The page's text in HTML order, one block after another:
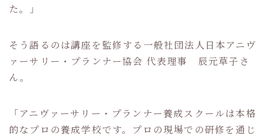
た。」
そう語るのは講座を監修する一般社団法人日本アニヴ
ァーサリー・プランナー協会 代表理事 辰元草子さ
ん。
「アニヴァーサリー・プランナー養成スクールは本格
的なプロの養成学校です。プロの現場での研修を通じ